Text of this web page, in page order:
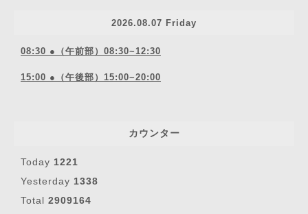
2026.08.07 Friday
08:30 ●（午前部）08:30~12:30
15:00 ●（午後部）15:00~20:00
カウンター
Today 1221
Yesterday 1338
Total 2909164